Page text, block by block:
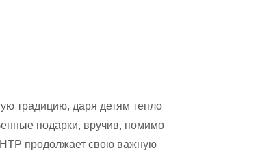
традицию, даря детям тепло
подарки, вручив, помимо
продолжает свою важную